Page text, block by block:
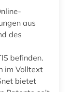
aus
des
befinden.
im Volltext